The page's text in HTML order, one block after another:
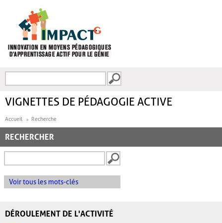
FORMULAIRE DE
VIGNETTES DE PÉDAGOGIE ACTIVE
Accueil Recherche
RECHERCHER
Voir tous les mots-clés
DÉROULEMENT DE L'ACTIVITÉ